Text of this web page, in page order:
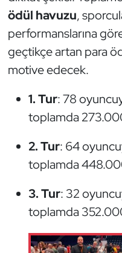
ödül havuzu,
performanslarına
geçtikçe artan para
motive edecek.
1. Tur: 78
toplamda
2. Tur: 64
toplamda
3. Tur: 32
toplamda
Motor Sporları
Okçuluk
Optimist
Özel Sporcular
Paralimpik